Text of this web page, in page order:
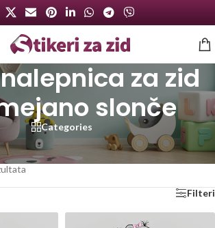
za zid
slonče
Categories
nalepnica za zid Nasmejano slonče“
Filteri